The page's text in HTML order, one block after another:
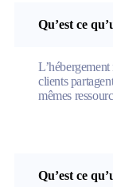
Qu’est ce
clients
mêmes
Qu’est ce